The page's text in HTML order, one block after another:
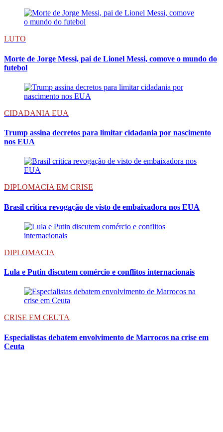
LUTO
Morte de Jorge Messi, pai de Lionel Messi, comove o mundo do
futebol
CIDADANIA EUA
Trump assina decretos para limitar cidadania por nascimento
nos EUA
DIPLOMACIA EM CRISE
Brasil critica revogação de visto de embaixadora nos EUA
DIPLOMACIA
Lula e Putin discutem comércio e conflitos internacionais
CRISE EM CEUTA
Especialistas debatem envolvimento de Marrocos na crise em
Ceuta